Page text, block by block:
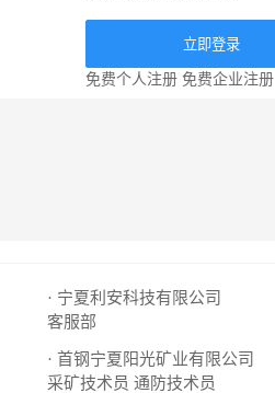
立即登录
免费个人注册 免费企业注册
· 宁夏利安科技有限公司
客服部
· 首钢宁夏阳光矿业有限公司
采矿技术员 通防技术员